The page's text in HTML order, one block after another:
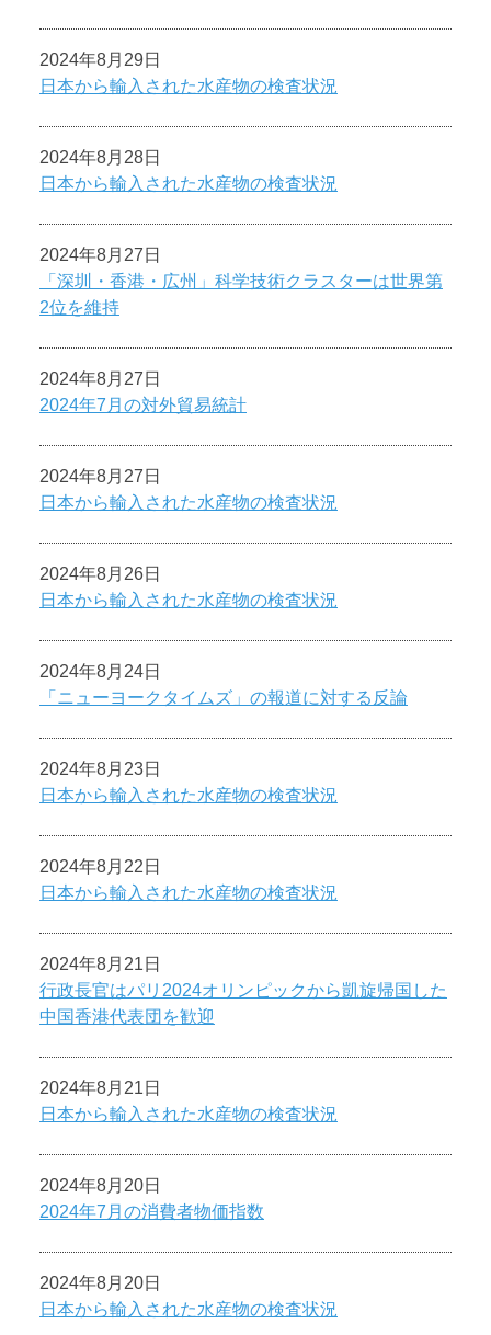
2024年8月29日
日本から輸入された水産物の検査状況
2024年8月28日
日本から輸入された水産物の検査状況
2024年8月27日
「深圳・香港・広州」科学技術クラスターは世界第
2位を維持
2024年8月27日
2024年7月の対外貿易統計
2024年8月27日
日本から輸入された水産物の検査状況
2024年8月26日
日本から輸入された水産物の検査状況
2024年8月24日
「ニューヨークタイムズ」の報道に対する反論
2024年8月23日
日本から輸入された水産物の検査状況
2024年8月22日
日本から輸入された水産物の検査状況
2024年8月21日
行政長官はパリ2024オリンピックから凱旋帰国した
中国香港代表団を歓迎
2024年8月21日
日本から輸入された水産物の検査状況
2024年8月20日
2024年7月の消費者物価指数
2024年8月20日
日本から輸入された水産物の検査状況